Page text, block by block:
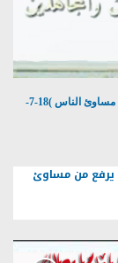
وصايا الأمام على لمالك الأشتر ( طريقة التعامل مع ما يرفع من مساوئ الناس )18-7-
يرفع من مساوئ